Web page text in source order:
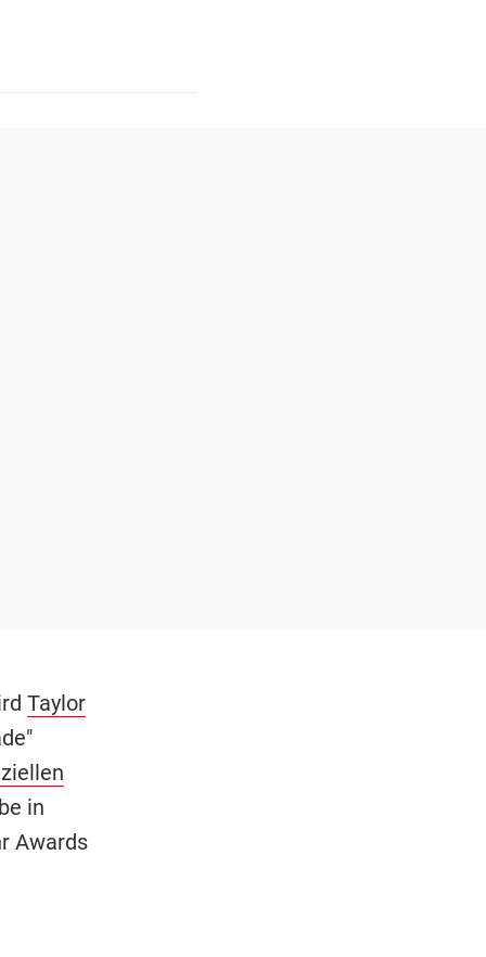
Taylor
in
Awards